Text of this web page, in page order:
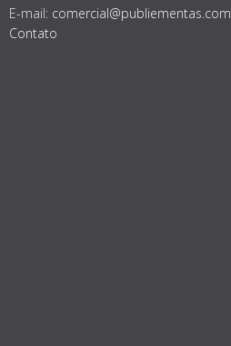
E-mail: comercial@publiementas.com
Contato